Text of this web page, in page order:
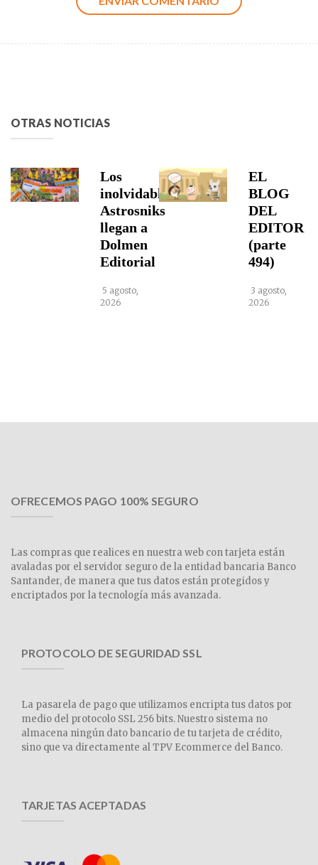
OTRAS NOTICIAS
Los
inolvidables
Astrosniks
llegan a
Dolmen
Editorial
5 agosto,
2026
EL
BLOG
DEL
EDITOR
(parte
494)
3 agosto,
2026
OFRECEMOS PAGO 100% SEGURO
Las compras que realices en nuestra web con tarjeta están
avaladas por el servidor seguro de la entidad bancaria Banco
Santander, de manera que tus datos están protegidos y
encriptados por la tecnología más avanzada.
PROTOCOLO DE SEGURIDAD SSL
La pasarela de pago que utilizamos encripta tus datos por
medio del protocolo SSL 256 bits. Nuestro sistema no
almacena ningún dato bancario de tu tarjeta de crédito,
sino que va directamente al TPV Ecommerce del Banco.
TARJETAS ACEPTADAS